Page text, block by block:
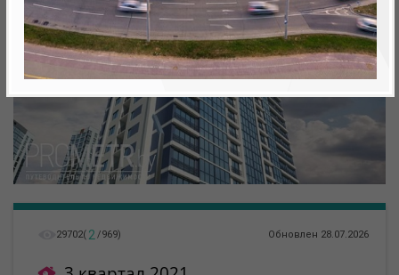
29702( 2 /969) Обновлен 28.07.2026